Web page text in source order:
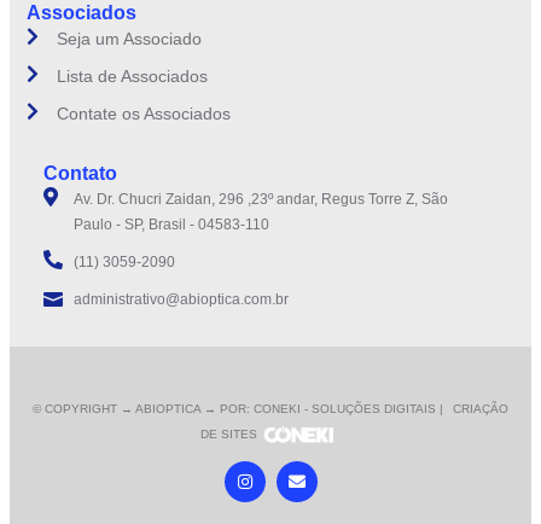
Associados
Seja um Associado
Lista de Associados
Contate os Associados
Contato
Av. Dr. Chucri Zaidan, 296 ,23º andar, Regus Torre Z, São
Paulo - SP, Brasil - 04583-110
(11) 3059-2090
administrativo@abioptica.com.br
© COPYRIGHT → ABIOPTICA → POR: CONEKI - SOLUÇÕES DIGITAIS |
CRIAÇÃO
DE SITES